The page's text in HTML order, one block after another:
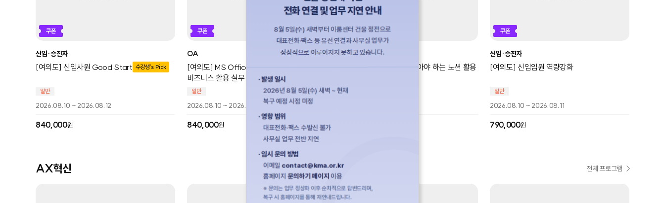
쿠폰
신임·승진자
[여의도] 신입사원 Good Start 수강생's Pick
일반
2026.08.10 ~ 2026.08.12
840,000원
쿠폰
OA
[여의도] MS Office(엑셀, 파워포인트, 워드)
비즈니스 활용 실무
일반
2026.08.10 ~ 2026.08.12
840,000원
쿠폰
업무생산성
[비대면] 일잘러라면 꼭 알아야 하는 노션 활용
일반
쿠폰
신임·승진자
[여의도] 신임임원 역량강화
일반
2026.08.10 ~ 2026.08.11
790,000원
AX혁신 전체 프로그램